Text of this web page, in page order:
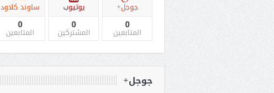
جوجل+
0
المتابعين
يوتيوب
0
المشتركين
ساوند كلاود
0
المتابعين
جوجل+